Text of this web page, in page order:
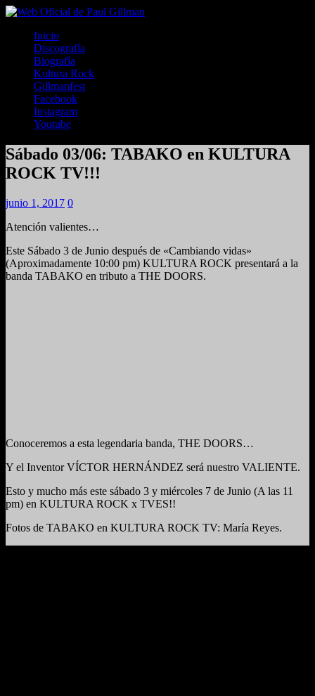
Inicio
Discografía
Biografía
Kultura Rock
Gillmanfest
Facebook
Instagram
Youtube
Sábado 03/06: TABAKO en KULTURA
ROCK TV!!!
junio 1, 2017 0
Atención valientes…
Este Sábado 3 de Junio después de «Cambiando vidas»
(Aproximadamente 10:00 pm) KULTURA ROCK presentará a la
banda TABAKO en tributo a THE DOORS.
Conoceremos a esta legendaria banda, THE DOORS…
Y el Inventor VÍCTOR HERNÁNDEZ será nuestro VALIENTE.
Esto y mucho más este sábado 3 y miércoles 7 de Junio (A las 11
pm) en KULTURA ROCK x TVES!!
Fotos de TABAKO en KULTURA ROCK TV: María Reyes.